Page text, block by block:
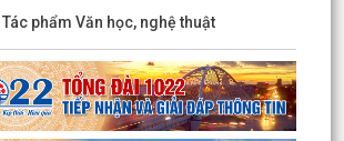
Tác phẩm Văn học, nghệ thuật
hiện...
định số 1142/QĐ-UBND ngày 03/8/2026
phường Đông Hải về việc thu hồi đất
hiện...